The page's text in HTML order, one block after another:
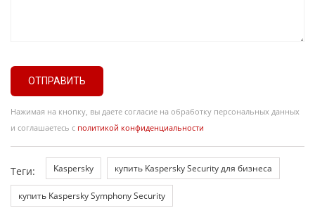
ОТПРАВИТЬ
Нажимая на кнопку, вы даете согласие на обработку персональных данных
и соглашаетесь с политикой конфиденциальности
Теги: Kaspersky купить Kaspersky Security для бизнеса
купить Kaspersky Symphony Security